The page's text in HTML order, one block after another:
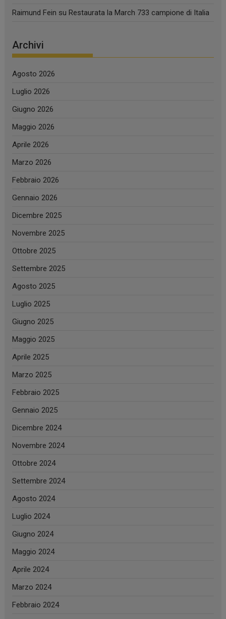
Raimund Fein suRestaurata la March 733 campione di Italia
Archivi
Agosto 2026
Luglio 2026
Giugno 2026
Maggio 2026
Aprile 2026
Marzo 2026
Febbraio 2026
Gennaio 2026
Dicembre 2025
Novembre 2025
Ottobre 2025
Settembre 2025
Agosto 2025
Luglio 2025
Giugno 2025
Maggio 2025
Aprile 2025
Marzo 2025
Febbraio 2025
Gennaio 2025
Dicembre 2024
Novembre 2024
Ottobre 2024
Settembre 2024
Agosto 2024
Luglio 2024
Giugno 2024
Maggio 2024
Aprile 2024
Marzo 2024
Febbraio 2024